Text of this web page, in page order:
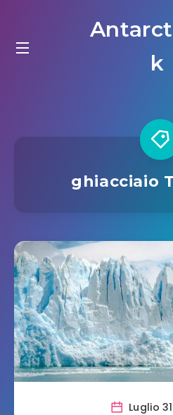
k
ghiacciaio
Luglio